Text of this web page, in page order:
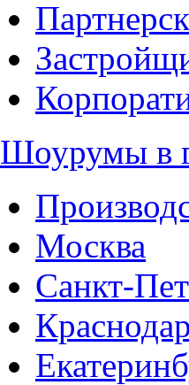
Шоурумы в
Москва
Санкт-
Краснодар